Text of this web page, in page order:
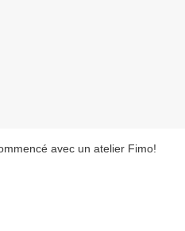
avec un atelier Fimo!